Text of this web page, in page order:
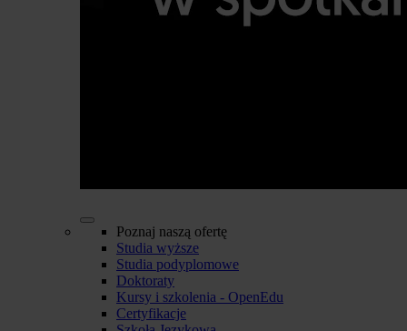
Poznaj naszą ofertę
Studia wyższe
Studia podyplomowe
Doktoraty
Kursy i szkolenia - OpenEdu
Certyfikacje